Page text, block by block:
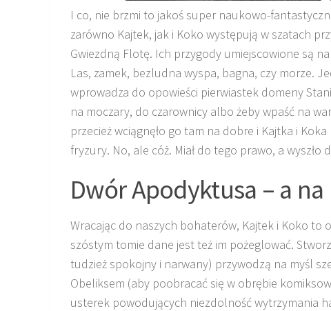
I co, nie brzmi to jakoś super naukowo-
zarówno Kajtek, jak i Koko występują w szatach
Gwiezdną Flotę. Ich przygody umiejscowione są
Las, zamek, bezludna wyspa, bagna, czy morze.
wprowadza do opowieści pierwiastek domeny
na moczary, do czarownicy albo żeby wpaść na
przecież wciągnęło go tam na dobre i Kajtka i
fryzury. No, ale cóż. Miał do tego prawo, a
Dwór Apodyktusa – a
Wracając do naszych bohaterów, Kajtek i Koko to
szóstym tomie dane jest też im pożeglować.
tudzież spokojny i narwany) przywodzą na myśl
Obeliksem (aby poobracać się w obrębie
usterek powodujących niezdolność wytrzymania